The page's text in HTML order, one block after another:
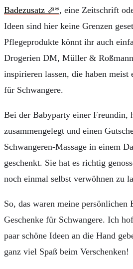
Badezusatz
, eine Zeitschrift
Ideen sind hier keine Grenzen
Pflegeprodukte könnt ihr auch
Drogerien DM, Müller &
inspirieren lassen, die haben meist
für Schwangere.
Bei der Babyparty einer Freundin,
zusammengelegt und einen
Schwangeren-Massage in einem
geschenkt. Sie hat es richtig
noch einmal selbst verwöhnen zu
So, das waren meine persönlichen
Geschenke für Schwangere. Ich
paar schöne Ideen an die Hand
ganz viel Spaß beim Verschenken!